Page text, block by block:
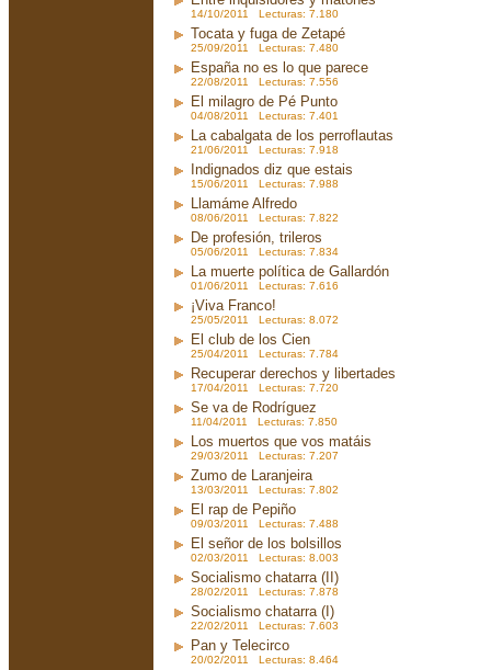
14/10/2011 Lecturas: 7.180
Tocata y fuga de Zetapé
25/09/2011 Lecturas: 7.480
España no es lo que parece
22/08/2011 Lecturas: 7.556
El milagro de Pé Punto
04/08/2011 Lecturas: 7.401
La cabalgata de los perroflautas
21/06/2011 Lecturas: 7.918
Indignados diz que estais
15/06/2011 Lecturas: 7.988
Llamáme Alfredo
08/06/2011 Lecturas: 7.822
De profesión, trileros
05/06/2011 Lecturas: 7.834
La muerte política de Gallardón
01/06/2011 Lecturas: 7.616
¡Viva Franco!
25/05/2011 Lecturas: 8.072
El club de los Cien
25/04/2011 Lecturas: 7.784
Recuperar derechos y libertades
17/04/2011 Lecturas: 7.720
Se va de Rodríguez
11/04/2011 Lecturas: 7.850
Los muertos que vos matáis
29/03/2011 Lecturas: 7.207
Zumo de Laranjeira
13/03/2011 Lecturas: 7.802
El rap de Pepiño
09/03/2011 Lecturas: 7.488
El señor de los bolsillos
02/03/2011 Lecturas: 8.003
Socialismo chatarra (II)
28/02/2011 Lecturas: 7.878
Socialismo chatarra (I)
22/02/2011 Lecturas: 7.603
Pan y Telecirco
20/02/2011 Lecturas: 8.464